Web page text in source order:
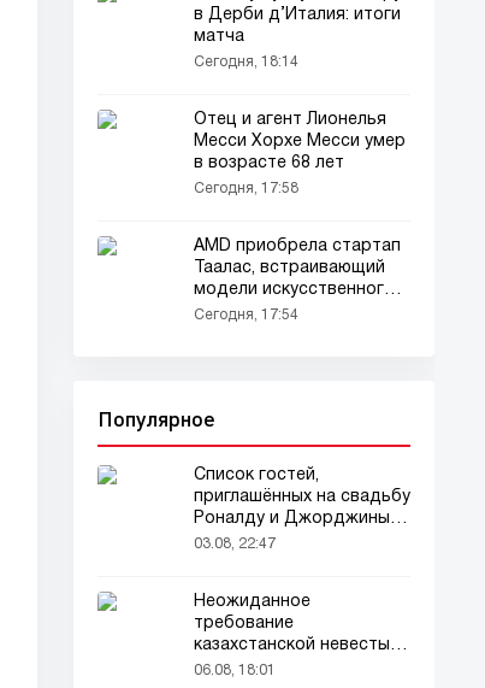
в Дерби д’Италия: итоги
матча
Сегодня, 18:14
Отец и агент Лионелья
Месси Хорхе Месси умер
в возрасте 68 лет
Сегодня, 17:58
AMD приобрела стартап
Таалас, встраивающий
модели искусственного
интеллекта в
Сегодня, 17:54
Популярное
Список гостей,
приглашённых на свадьбу
Роналду и Джорджины,
вызвал ажиотаж
03.08, 22:47
Неожиданное
требование
казахстанской невесты в
качестве махра удивило
06.08, 18:01